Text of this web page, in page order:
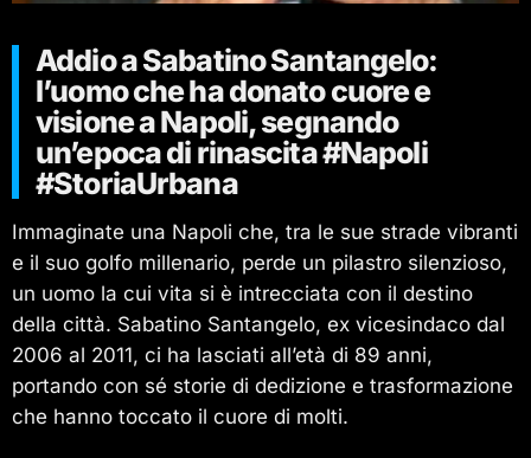
Addio a Sabatino Santangelo:
l’uomo che ha donato cuore e
visione a Napoli, segnando
un’epoca di rinascita #Napoli
#StoriaUrbana
Immaginate una Napoli che, tra le sue strade vibranti
e il suo golfo millenario, perde un pilastro silenzioso,
un uomo la cui vita si è intrecciata con il destino
della città. Sabatino Santangelo, ex vicesindaco dal
2006 al 2011, ci ha lasciati all’età di 89 anni,
portando con sé storie di dedizione e trasformazione
che hanno toccato il cuore di molti.